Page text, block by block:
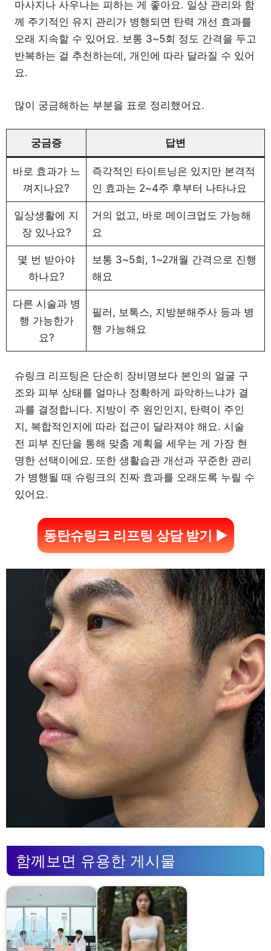
마사지나 사우나는 피하는 게 좋아요. 일상 관리와 함
께 주기적인 유지 관리가 병행되면 탄력 개선 효과를
오래 지속할 수 있어요. 보통 3~5회 정도 간격을 두고
반복하는 걸 추천하는데, 개인에 따라 달라질 수 있어
요.
많이 궁금해하는 부분을 표로 정리했어요.
궁금증 답변
바로 효과가 느
껴지나요?
즉각적인 타이트닝은 있지만 본격적
인 효과는 2~4주 후부터 나타나요
일상생활에 지
장 있나요?
거의 없고, 바로 메이크업도 가능해
요
몇 번 받아야
하나요?
보통 3~5회, 1~2개월 간격으로 진행
해요
다른 시술과 병
행 가능한가
요?
필러, 보톡스, 지방분해주사 등과 병
행 가능해요
슈링크 리프팅은 단순히 장비명보다 본인의 얼굴 구
조와 피부 상태를 얼마나 정확하게 파악하느냐가 결
과를 결정합니다. 지방이 주 원인인지, 탄력이 주인
지, 복합적인지에 따라 접근이 달라져야 해요. 시술
전 피부 진단을 통해 맞춤 계획을 세우는 게 가장 현
명한 선택이에요. 또한 생활습관 개선과 꾸준한 관리
가 병행될 때 슈링크의 진짜 효과를 오래도록 누릴 수
있어요.
동탄슈링크 리프팅 상담 받기 ▶
함께보면 유용한 게시물